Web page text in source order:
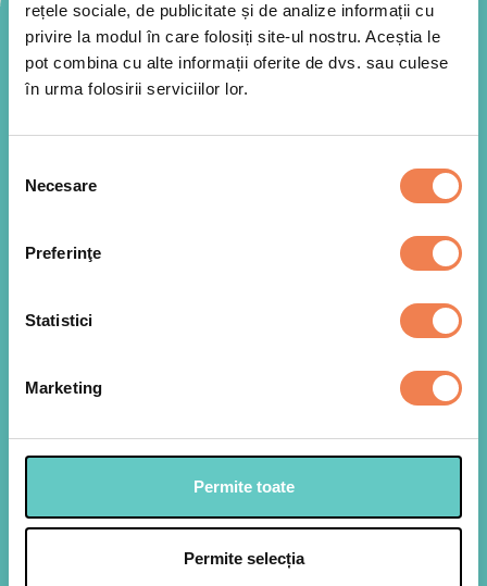
rețele sociale, de publicitate și de analize informații cu
privire la modul în care folosiți site-ul nostru. Aceștia le
pot combina cu alte informații oferite de dvs. sau culese
în urma folosirii serviciilor lor.
consimțământului
Necesare
Preferinţe
Statistici
Marketing
Permite toate
Permite selecția
Mod de preparare